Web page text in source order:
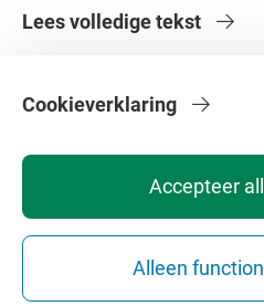
Lees volledige tekst
Accepteer
Alleen
Cookieverklaring
Contact en route
Faculteiten